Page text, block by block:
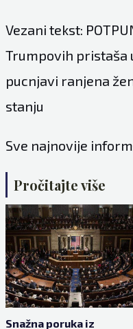
Vezani tekst:
Trumpovih pristaša
pucnjavi ranjena
stanju
Sve najnovije
Pročitajte više
Snažna poruka iz